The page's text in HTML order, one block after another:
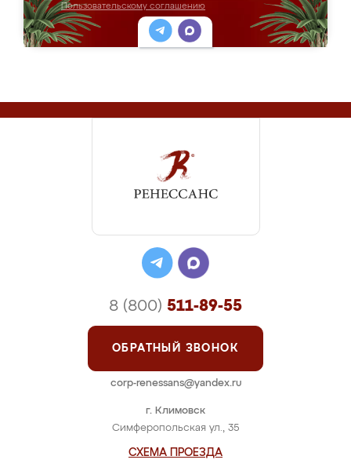
Пользовательскому соглашению
г. Климовск
Симферопольская ул., 35
СХЕМА ПРОЕЗДА
8 (800) 511-89-55
ОБРАТНЫЙ ЗВОНОК
corp-renessans@yandex.ru